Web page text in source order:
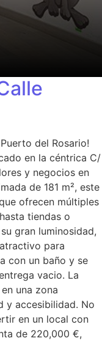
del Rosario!
en la céntrica C/
y negocios en
de 181 m², este
ofrecen múltiples
tiendas o
gran luminosidad,
para
con un baño y se
vacio. La
una zona
y accesibilidad. No
en un local con
de 220,000 €,